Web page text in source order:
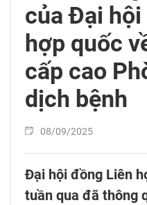
của Đại
hợp quốc
cấp cao
dịch bệnh
08/09/2025
Đại hội đồng Liên
tuần qua đã thông